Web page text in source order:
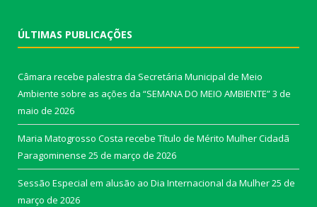
ÚLTIMAS PUBLICAÇÕES
Câmara recebe palestra da Secretária Municipal de Meio
Ambiente sobre as ações da “SEMANA DO MEIO AMBIENTE”3 de
maio de 2026
Maria Matogrosso Costa recebe Título de Mérito Mulher Cidadã
Paragominense 25 de março de 2026
Sessão Especial em alusão ao Dia Internacional da Mulher25 de
março de 2026